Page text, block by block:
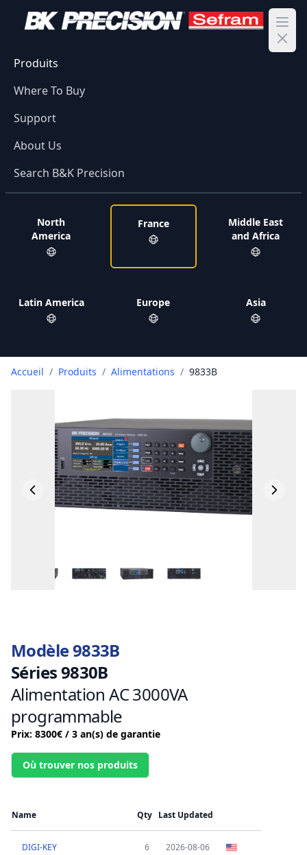
Produits
Where To Buy
Support
About Us
Search B&K Precision
North
America
Latin America
France
Europe
Middle East
and Africa
Asia
Accueil / Produits / Alimentations / 9833B
Modèle 9833B
Séries 9830B
Alimentation AC 3000VA
programmable
Prix: 8300€ / 3 an(s) de garantie
Où trouver nos produits
Name Qty Last Updated
DIGI-KEY 6 2026-08-06